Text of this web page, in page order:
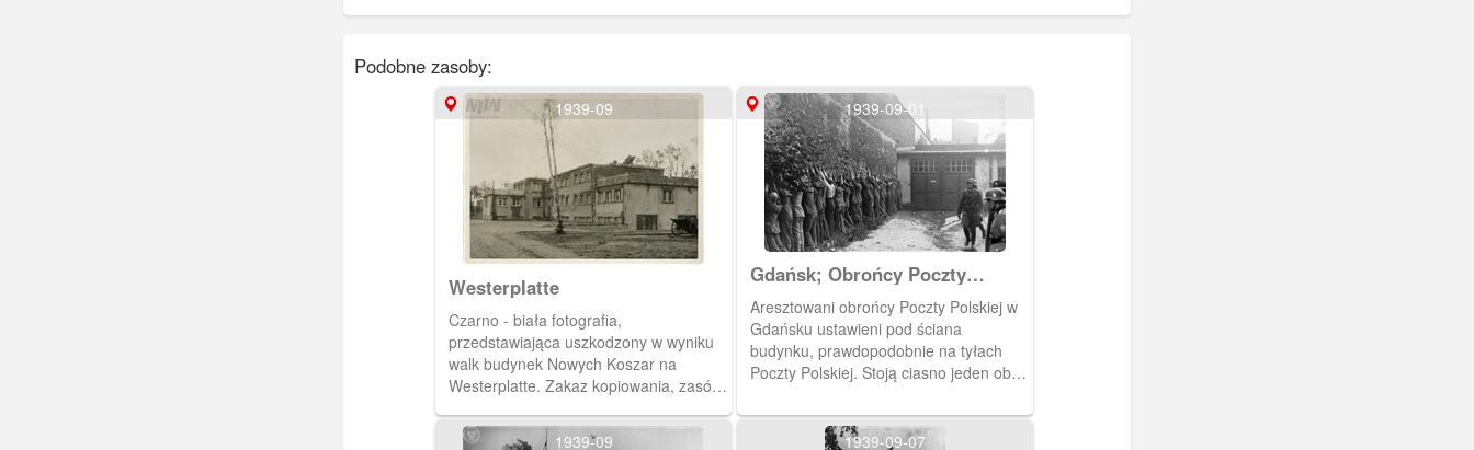
Podobne zasoby:
1939-09
Westerplatte
Czarno - biała fotografia,
przedstawiająca uszkodzony w wyniku
walk budynek Nowych Koszar na
Westerplatte. Zakaz kopiowania, zasób
Światowej w Gdańsku, sygnatura:
1939-09-01
Gdańsk; Obrońcy Poczty
Polskiej w Gdańsku po
poddaniu placówki.
Aresztowani obrońcy Poczty Polskiej w
Gdańsku ustawieni pod ściana
budynku, prawdopodobnie na tyłach
Poczty Polskiej. Stoją ciasno jeden obok
wyprostowanymi rękoma uniesionymi
nad głową. Większość ma na sobie
1939-09 1939-09-07